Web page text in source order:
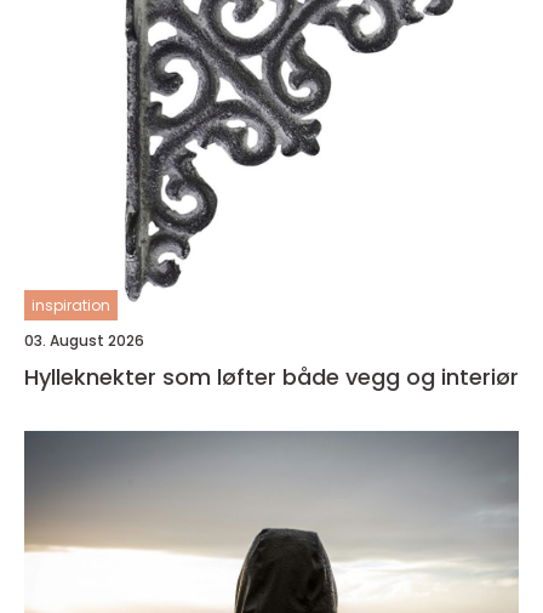
inspiration
03. August 2026
Hylleknekter som løfter både vegg og interiør